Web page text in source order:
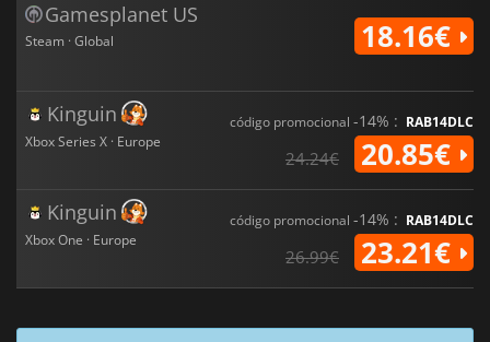
Gamesplanet US
Steam · Global 18.16€
Kinguin
Xbox Series X · Europe
código promocional -14% : RAB14DLC
24.24€ 20.85€
Kinguin
Xbox One · Europe
código promocional -14% : RAB14DLC
26.99€ 23.21€